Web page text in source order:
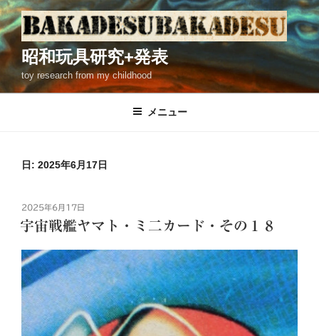
コ
ン
テ
ン
ツ
へ
昭和玩具研究+発表
toy research from my childhood
メニュー
日: 2025年6月17日
投
稿
日:
2025年6月17日
宇宙戦艦ヤマト・ミ二カード・その１８